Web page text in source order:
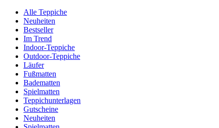
Alle Teppiche
Neuheiten
Bestseller
Im Trend
Indoor-Teppiche
Outdoor-Teppiche
Läufer
Fußmatten
Badematten
Spielmatten
Teppichunterlagen
Gutscheine
Neuheiten